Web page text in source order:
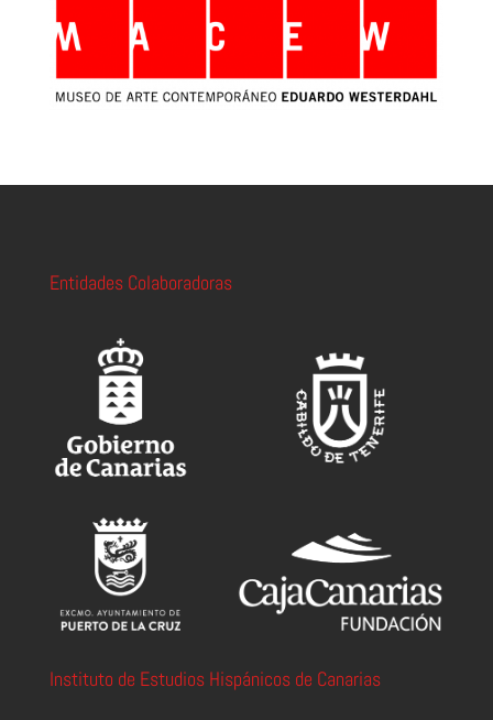
Entidades Colaboradoras
Instituto de Estudios Hispánicos de Canarias